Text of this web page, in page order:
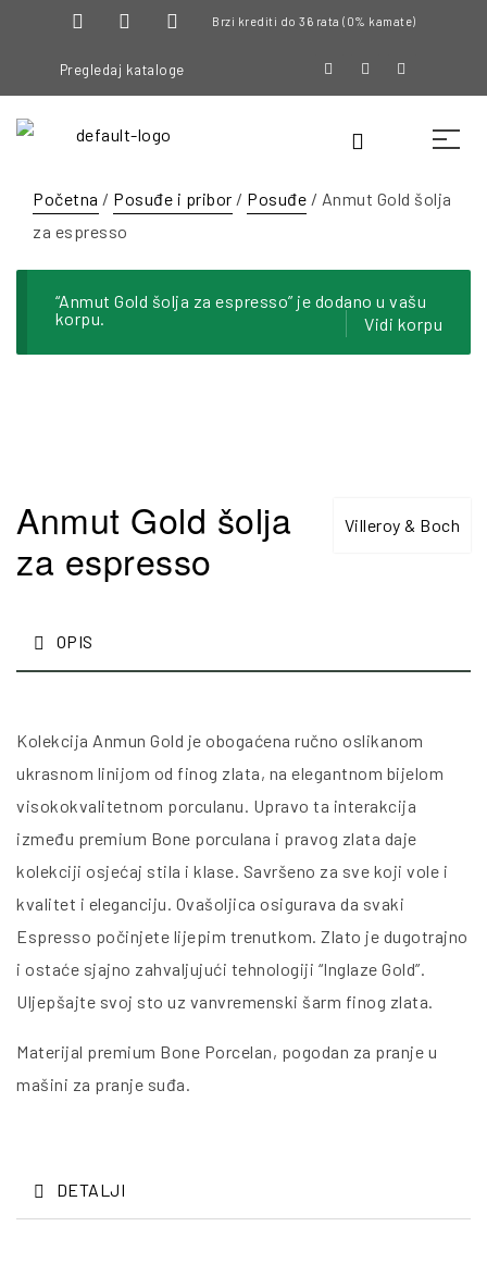
Brzi krediti do 36 rata (0% kamate)
Pregledaj kataloge
Početna / Posuđe i pribor / Posuđe / Anmut Gold šolja
za espresso
“Anmut Gold šolja za espresso” je dodano u vašu
korpu.
Vidi korpu
Villeroy & Boch
Anmut Gold šolja
za espresso
OPIS
Kolekcija Anmun Gold je obogaćena ručno oslikanom
ukrasnom linijom od finog zlata, na elegantnom bijelom
visokokvalitetnom porculanu. Upravo ta interakcija
između premium Bone porculana i pravog zlata daje
kolekciji osjećaj stila i klase. Savršeno za sve koji vole i
kvalitet i eleganciju. Ovašoljica osigurava da svaki
Espresso počinjete lijepim trenutkom. Zlato je dugotrajno
i ostaće sjajno zahvaljujući tehnologiji “Inglaze Gold”.
Uljepšajte svoj sto uz vanvremenski šarm finog zlata.
Materijal premium Bone Porcelan, pogodan za pranje u
mašini za pranje suđa.
DETALJI